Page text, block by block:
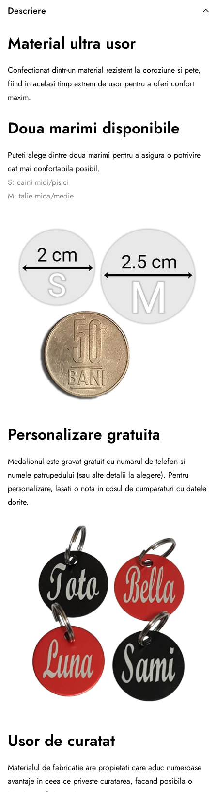
Descriere
Material ultra usor
Confectionat dintr-un material rezistent la coroziune si pete,
fiind in acelasi timp extrem de usor pentru a oferi confort
maxim.
Doua marimi disponibile
Puteti alege dintre doua marimi pentru a asigura o potrivire
cat mai confortabila posibil.
S: caini mici/pisici
M: talie mica/medie
Personalizare gratuita
Medalionul este gravat gratuit cu numarul de telefon si
numele patrupedului (sau alte detalii la alegere). Pentru
personalizare, lasati o nota in cosul de cumparaturi cu datele
dorite.
Usor de curatat
Materialul de fabricatie are propietati care aduc numeroase
avantaje in ceea ce priveste curatarea, facand posibila o